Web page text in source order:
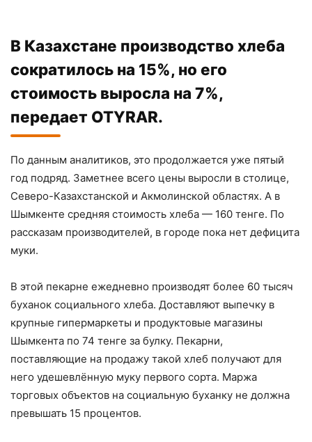
В Казахстане производство хлеба
сократилось на 15%, но его
стоимость выросла на 7%,
передает OTYRAR.
По данным аналитиков, это продолжается уже пятый
год подряд. Заметнее всего цены выросли в столице,
Северо-Казахстанской и Акмолинской областях. А в
Шымкенте средняя стоимость хлеба — 160 тенге. По
рассказам производителей, в городе пока нет дефицита
муки.
В этой пекарне ежедневно производят более 60 тысяч
буханок социального хлеба. Доставляют выпечку в
крупные гипермаркеты и продуктовые магазины
Шымкента по 74 тенге за булку. Пекарни,
поставляющие на продажу такой хлеб получают для
него удешевлённую муку первого сорта. Маржа
торговых объектов на социальную буханку не должна
превышать 15 процентов.